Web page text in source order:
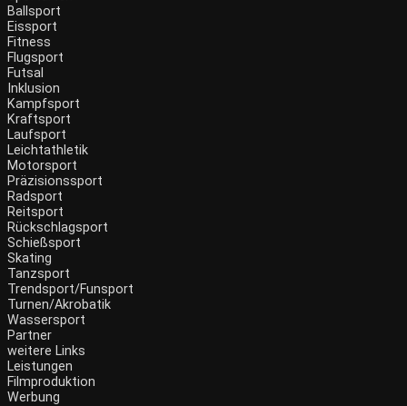
Ballsport
Eissport
Fitness
Flugsport
Futsal
Inklusion
Kampfsport
Kraftsport
Laufsport
Leichtathletik
Motorsport
Präzisionssport
Radsport
Reitsport
Rückschlagsport
Schießsport
Skating
Tanzsport
Trendsport/Funsport
Turnen/Akrobatik
Wassersport
Partner
weitere Links
Leistungen
Filmproduktion
Werbung